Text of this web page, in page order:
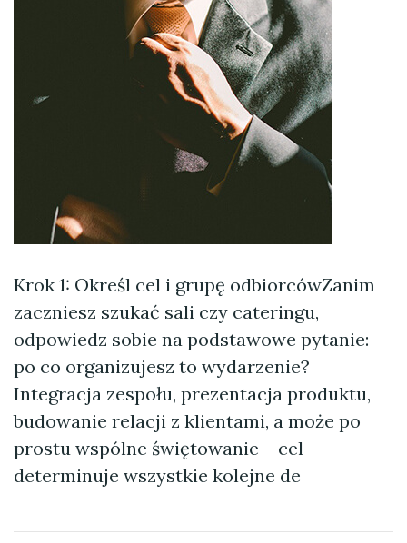
Krok 1: Określ cel i grupę odbiorcówZanim
zaczniesz szukać sali czy cateringu,
odpowiedz sobie na podstawowe pytanie:
po co organizujesz to wydarzenie?
Integracja zespołu, prezentacja produktu,
budowanie relacji z klientami, a może po
prostu wspólne świętowanie – cel
determinuje wszystkie kolejne de